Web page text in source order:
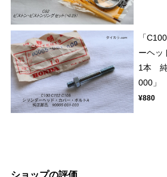
「
ーヘッ
1本 純
000」
¥880